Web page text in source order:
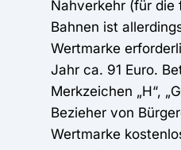
Nahverkehr (für die
Bahnen ist
Wertmarke
Jahr ca. 91 Euro.
Merkzeichen „H“,
Bezieher von
Wertmarke